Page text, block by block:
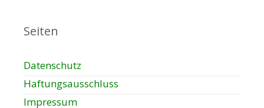
Seiten
Datenschutz
Haftungsausschluss
Impressum